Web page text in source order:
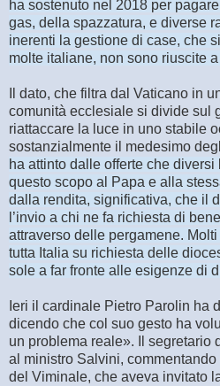
ha sostenuto nel 2018 per
gas, della spazzatura, e diverse
inerenti la gestione di case, che
molte italiane, non sono riuscite
Il dato, che filtra dal Vaticano in
comunità ecclesiale si divide sul
riattaccare la luce in uno stabile
sostanzialmente il medesimo
ha attinto dalle offerte che
questo scopo al Papa e alla
dalla rendita, significativa, che il
l’invio a chi ne fa richiesta di
attraverso delle pergamene.
tutta Italia su richiesta delle
sole a far fronte alle esigenze di
Ieri il cardinale Pietro Parolin ha
dicendo che col suo gesto ha
un problema reale». Il segretario
al ministro Salvini,
del Viminale, che aveva invitato